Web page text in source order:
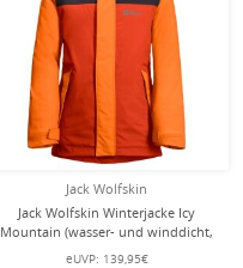
Jack Wolfskin
Jack Wolfskin Winterjacke Icy
Mountain (wasser- und winddicht,
atmungsaktiv,warm) orange Kids
eUVP: 139,95€